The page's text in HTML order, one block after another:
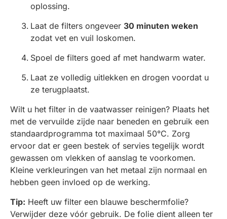
oplossing.
Laat de filters ongeveer 30 minuten weken
zodat vet en vuil loskomen.
Spoel de filters goed af met handwarm water.
Laat ze volledig uitlekken en drogen voordat u
ze terugplaatst.
Wilt u het filter in de vaatwasser reinigen? Plaats het
met de vervuilde zijde naar beneden en gebruik een
standaardprogramma tot maximaal 50°C. Zorg
ervoor dat er geen bestek of servies tegelijk wordt
gewassen om vlekken of aanslag te voorkomen.
Kleine verkleuringen van het metaal zijn normaal en
hebben geen invloed op de werking.
Tip: Heeft uw filter een blauwe beschermfolie?
Verwijder deze vóór gebruik. De folie dient alleen ter